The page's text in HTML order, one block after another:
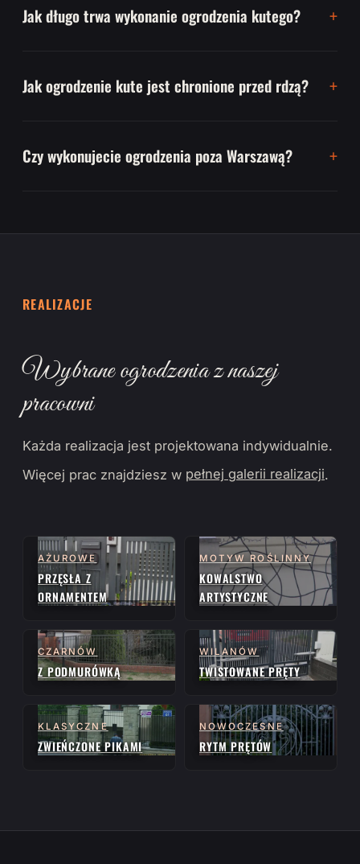
Jak długo trwa wykonanie ogrodzenia kutego?
Jak ogrodzenie kute jest chronione przed rdzą?
Czy wykonujecie ogrodzenia poza Warszawą?
REALIZACJE
Wybrane ogrodzenia z naszej
pracowni
Każda realizacja jest projektowana indywidualnie.
Więcej prac znajdziesz w pełnej galerii realizacji.
AŻUROWE
PRZĘSŁA Z
ORNAMENTEM
MOTYW ROŚLINNY
KOWALSTWO
ARTYSTYCZNE
CZARNÓW
Z PODMURÓWKĄ
WILANÓW
TWISTOWANE PRĘTY
KLASYCZNE
ZWIEŃCZONE PIKAMI
NOWOCZESNE
RYTM PRĘTÓW